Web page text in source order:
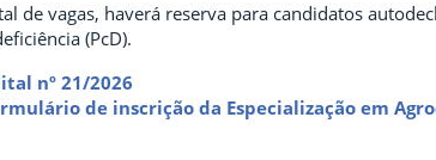
de vagas, haverá reserva para candidatos
(PcD).
nº 21/2026
de inscrição da Especialização em